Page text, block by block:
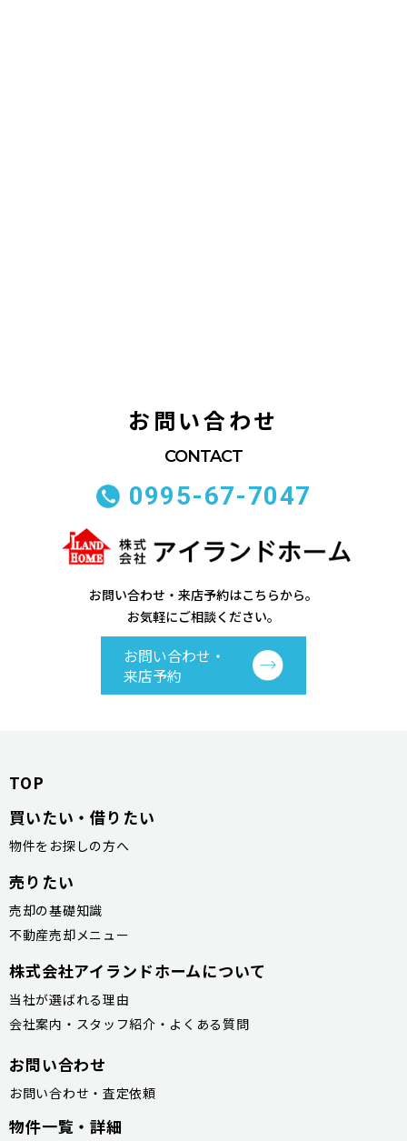
お問い合わせ
0995-67-7047
お問い合わせ・来店予約はこちらから。
お気軽にご相談ください。
お問い合わせ・
来店予約
TOP
買いたい・借りたい
物件をお探しの方へ
売りたい
売却の基礎知識
不動産売却メニュー
株式会社アイランドホームについて
当社が選ばれる理由
会社案内・スタッフ紹介・よくある質問
お問い合わせ
お問い合わせ・査定依頼
物件一覧・詳細